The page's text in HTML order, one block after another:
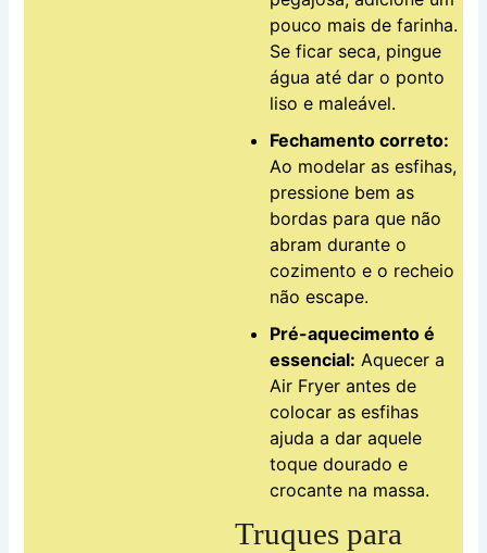
pouco mais de farinha.
Se ficar seca, pingue
água até dar o ponto
liso e maleável.
Fechamento correto:
Ao modelar as esfihas,
pressione bem as
bordas para que não
abram durante o
cozimento e o recheio
não escape.
Pré-aquecimento é
essencial: Aquecer a
Air Fryer antes de
colocar as esfihas
ajuda a dar aquele
toque dourado e
crocante na massa.
Truques para